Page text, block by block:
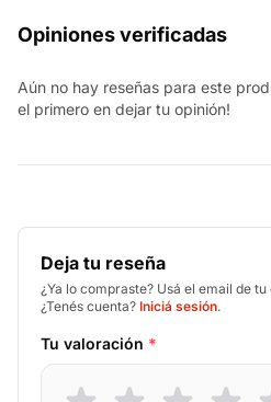
Opiniones verificadas
Aún no hay reseñas para este
el primero en dejar tu opinión!
Deja tu reseña
¿Ya lo compraste? Usá el email de
¿Tenés cuenta? Iniciá sesión.
Tu valoración *